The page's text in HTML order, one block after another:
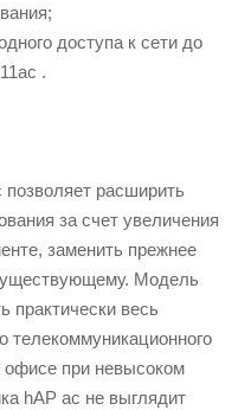
доступа к сети до
.
расширить
за счет увеличения
заменить прежнее
Модель
практически весь
телекоммуникационного
при невысоком
hAP ac не выглядит